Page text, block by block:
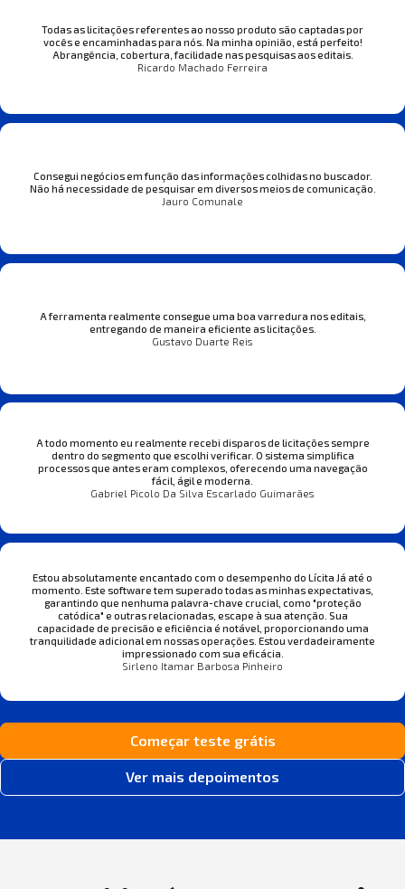
Todas as licitações referentes ao nosso produto são captadas por
vocês e encaminhadas para nós. Na minha opinião, está perfeito!
Abrangência, cobertura, facilidade nas pesquisas aos editais.
Ricardo Machado Ferreira
Consegui negócios em função das informações colhidas no buscador.
Não há necessidade de pesquisar em diversos meios de comunicação.
Jauro Comunale
A ferramenta realmente consegue uma boa varredura nos editais,
entregando de maneira eficiente as licitações.
Gustavo Duarte Reis
A todo momento eu realmente recebi disparos de licitações sempre
dentro do segmento que escolhi verificar. O sistema simplifica
processos que antes eram complexos, oferecendo uma navegação
fácil, ágil e moderna.
Gabriel Picolo Da Silva Escarlado Guimarães
Estou absolutamente encantado com o desempenho do Lícita Já até o
momento. Este software tem superado todas as minhas expectativas,
garantindo que nenhuma palavra-chave crucial, como "proteção
catódica" e outras relacionadas, escape à sua atenção. Sua
capacidade de precisão e eficiência é notável, proporcionando uma
tranquilidade adicional em nossas operações. Estou verdadeiramente
impressionado com sua eficácia.
Sirleno Itamar Barbosa Pinheiro
Começar teste grátis
Ver mais depoimentos